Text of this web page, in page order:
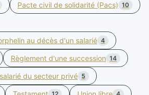
Pacte civil de solidarité (Pacs) 10
au décès d'un salarié 4
Règlement d'une succession 14
du secteur privé 5
12 4